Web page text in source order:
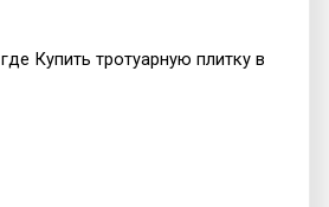
где Купить тротуарную плитку в